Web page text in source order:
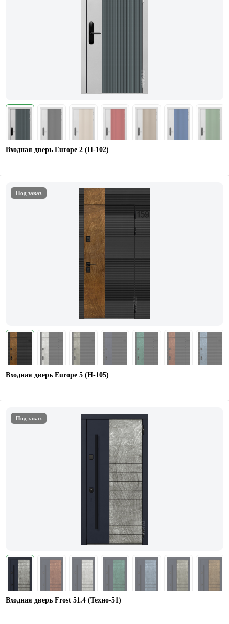
Входная дверь Europe 2 (Н-102)
Под заказ
Входная дверь Europe 5 (H-105)
Под заказ
Входная дверь Frost 51.4 (Техно-51)